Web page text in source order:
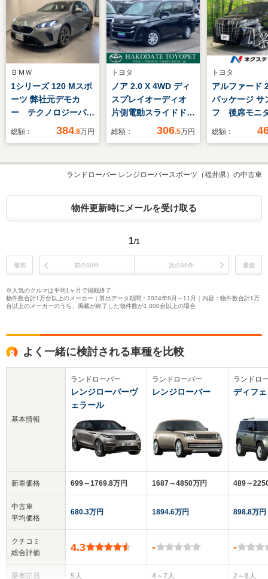
ＢＭＷ
1シリーズ 120 Mスポ
ーツ 弊社元デモカ
ー テクノロジーパッ
ケージ アイコニック
スプレイ 禁煙車 ハ
ーフレザーシート オ
ー機能付電動シート
総額： 384.8万円
トヨタ
ノア 2.0 X 4WD ディ
スプレイオーディオ
片側電動スライドド
ア 寒冷地仕様 バッ
総額： 306.5万円
トヨタ
アルファード
パッケージ サ
フ 後席モ
CD/DVD再生
デジタルイン
ー バックカ
ンチレーシ
総額：
ランドローバー レンジローバースポーツ（福井県）の中古車
物件更新時にメールを受け取る
1/1
最初 前の30件 次の30件 最後
※人気のクルマは平均1ヶ月で掲載終了
物件数合計1万台以上のメーカー｜算出データ期間：2024年9月～11月｜内容：物件数合計1万
台以上のメーカーのうち、掲載が終了した物件数が1,000台以上の場合
よく一緒に検討される車種を比較
基本情報
新車価格
中古車
平均価格
クチコミ
総合評価
乗車定員
ランドローバー
レンジローバーヴ
ェラール
699～1769.8万円
680.3万円
4.3
5人
ランドローバー
レンジローバー
1687～4850万円
1894.6万円
-
4～7人
ランドロ
ディフ
489～
898.8万円
-
2～8人